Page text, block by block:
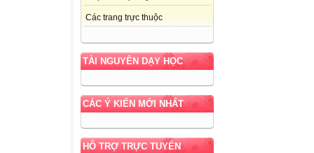
Các trang trực thuộc
TÀI NGUYÊN DẠY HỌC
CÁC Ý KIẾN MỚI NHẤT
HỖ TRỢ TRỰC TUYẾN